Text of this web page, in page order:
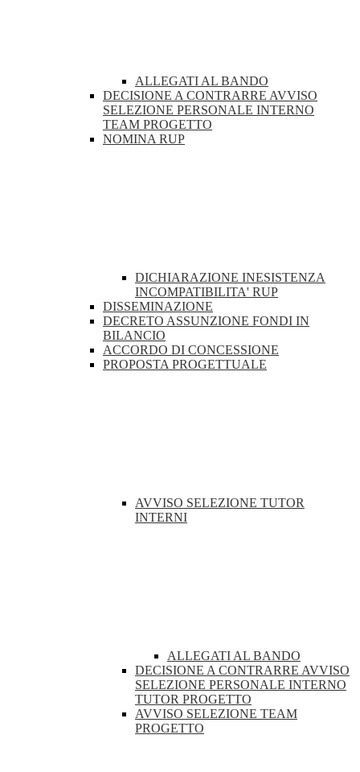
ALLEGATI AL BANDO
DECISIONE A CONTRARRE AVVISO
SELEZIONE PERSONALE INTERNO
TEAM PROGETTO
NOMINA RUP
DICHIARAZIONE INESISTENZA
INCOMPATIBILITA' RUP
DISSEMINAZIONE
DECRETO ASSUNZIONE FONDI IN
BILANCIO
ACCORDO DI CONCESSIONE
PROPOSTA PROGETTUALE
AVVISO SELEZIONE TUTOR
INTERNI
ALLEGATI AL BANDO
DECISIONE A CONTRARRE AVVISO
SELEZIONE PERSONALE INTERNO
TUTOR PROGETTO
AVVISO SELEZIONE TEAM
PROGETTO